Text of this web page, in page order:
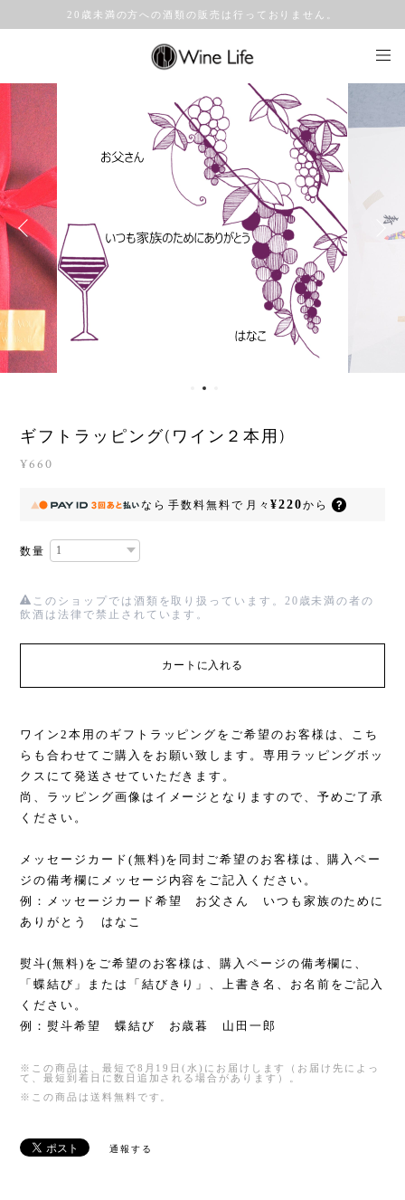
20歳未満の方への酒類の販売は行っておりません。
ギフトラッピング(ワイン２本用)
¥660
なら 手数料無料で 月々¥220から
数量
このショップでは酒類を取り扱っています。20歳未満の者の
飲酒は法律で禁止されています。
カートに入れる
ワイン2本用のギフトラッピングをご希望のお客様は、こち
らも合わせてご購入をお願い致します。専用ラッピングボッ
クスにて発送させていただきます。
尚、ラッピング画像はイメージとなりますので、予めご了承
ください。
メッセージカード(無料)を同封ご希望のお客様は、購入ペー
ジの備考欄にメッセージ内容をご記入ください。
例：メッセージカード希望 お父さん いつも家族のために
ありがとう はなこ
熨斗(無料)をご希望のお客様は、購入ページの備考欄に、
「蝶結び」または「結びきり」、上書き名、お名前をご記入
ください。
例：熨斗希望 蝶結び お歳暮 山田一郎
※この商品は、最短で8月19日(水)にお届けします（お届け先によっ
て、最短到着日に数日追加される場合があります）。
※この商品は 送料無料 です。
通報する